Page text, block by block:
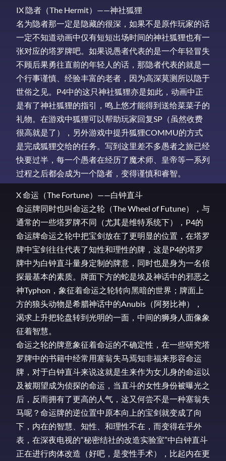
IX 隐者（The Hermit）——神社狐狸
名为隐者那一定是隐藏的很深，如果不是原作玩家的话
一定不知道动画中仅有短短出场时间的神社狐狸也有一
张对应的塔罗牌吧。如果说愚者代表的是一个年轻冒失
不顾后果勇往直前的年轻人的话，那隐者代表的就是一
个行事谨慎、经验丰富的老者，因为高深莫测所以隐于
世俗之见。P4中的这只神社狐狸亦是如此，动画中正
是有了神社狐狸的指引，鸣上悠才能得到送给菜菜子的
礼物。在游戏中狐狸可以帮助玩家回复SP（虽然收费
很高就是了），另外游戏中提升狐狸COMMU的方式
是完成狐狸交给的任务。写到这里差不多愚者之旅已经
快要过半，每一个愚者在经历了魔术师、皇帝等一系列
过程之后都会成为一个隐者，变得谨慎和睿智。
X 命运（The Fortune）——白钟直斗
命运牌同时也叫命运之轮（The Wheel of Futune），与
通常的一些塔罗牌不同（尤其是维特系统下），P4的
命运牌命运之轮中把宝剑放在了更明显的位置，在塔罗
牌中宝剑往往代表了知性和理性的牌，这是P4的塔罗
牌中为白钟直斗量身定制的牌意，同时也是身为一名侦
探最基本的素质。牌面下方的蛇是埃及神话中的邪恶之
神Typhon，象征着命运之轮转向黑暗的世界；牌面上
方的狼头动物是希腊神话中的Anubis（阿努比神），
渴求上升把轮盘转到光明的一面，中间的狮身人面像象
征着智慧。
命运之轮的牌意象征着命运的不确定性，在一些研究塔
罗牌中的书籍中经常用塞翁失马焉知非福来形容命运
牌，对于白钟直斗来说这就是生来作为女儿身的命运以
及被期望成为侦探的命运，当直斗的女性身份被曝光之
后，反而拥有了更高的人气，这又何尝不是一种塞翁失
马呢？命运牌的逆位置中原本向上的宝剑就变成了向
下，内在的智慧、知性、和理性不在，而变得在乎外
表，在深夜电视的“秘密结社的改造实验室”中白钟直斗
正在进行肉体改造（好吧，是变性手术），比起内在更